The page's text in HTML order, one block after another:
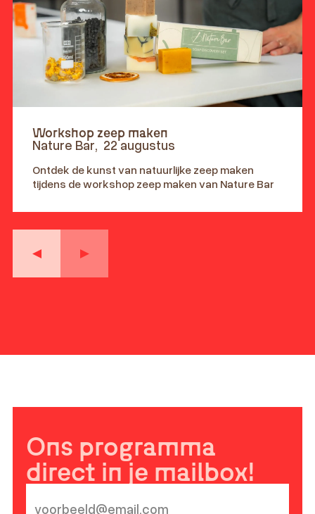
Workshop zeep maken
Nature Bar, 22 augustus
Ontdek de kunst van natuurlijke zeep maken
tijdens de workshop zeep maken van Nature Bar
Ons programma
direct in je mailbox!